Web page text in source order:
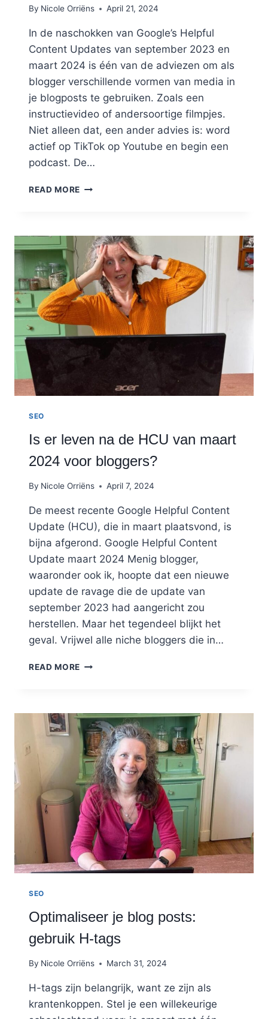
By Nicole Orriëns April 21, 2024
In de naschokken van Google’s Helpful
Content Updates van september 2023 en
maart 2024 is één van de adviezen om als
blogger verschillende vormen van media in
je blogposts te gebruiken. Zoals een
instructievideo of andersoortige filmpjes.
Niet alleen dat, een ander advies is: word
actief op TikTok op Youtube en begin een
podcast. De…
READ MORE EEN
VOOR
JE
BLOG:
WAT
MOET
JE
WETEN?
SEO
Is er leven na de HCU van maart
2024 voor bloggers?
By Nicole Orriëns April 7, 2024
De meest recente Google Helpful Content
Update (HCU), die in maart plaatsvond, is
bijna afgerond. Google Helpful Content
Update maart 2024 Menig blogger,
waaronder ook ik, hoopte dat een nieuwe
update de ravage die de update van
september 2023 had aangericht zou
herstellen. Maar het tegendeel blijkt het
geval. Vrijwel alle niche bloggers die in…
READ MORE IS
DE
HCU
VAN
MAART
2024
VOOR
BLOGGERS?
SEO
Optimaliseer je blog posts:
gebruik H-tags
By Nicole Orriëns March 31, 2024
H-tags zijn belangrijk, want ze zijn als
krantenkoppen. Stel je een willekeurige